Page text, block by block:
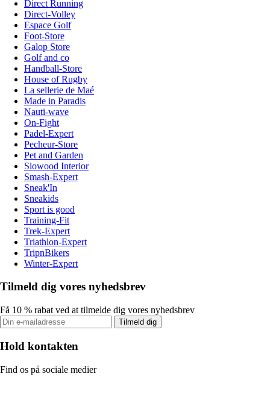
Direct Running
Direct-Volley
Espace Golf
Foot-Store
Galop Store
Golf and co
Handball-Store
House of Rugby
La sellerie de Maé
Made in Paradis
Nauti-wave
On-Fight
Padel-Expert
Pecheur-Store
Pet and Garden
Slowood Interior
Smash-Expert
Sneak'In
Sneakids
Sport is good
Training-Fit
Trek-Expert
Triathlon-Expert
TripnBikers
Winter-Expert
Tilmeld dig vores nyhedsbrev
Få 10 % rabat ved at tilmelde dig vores nyhedsbrev
Tilmeld dig
Hold kontakten
Find os på sociale medier